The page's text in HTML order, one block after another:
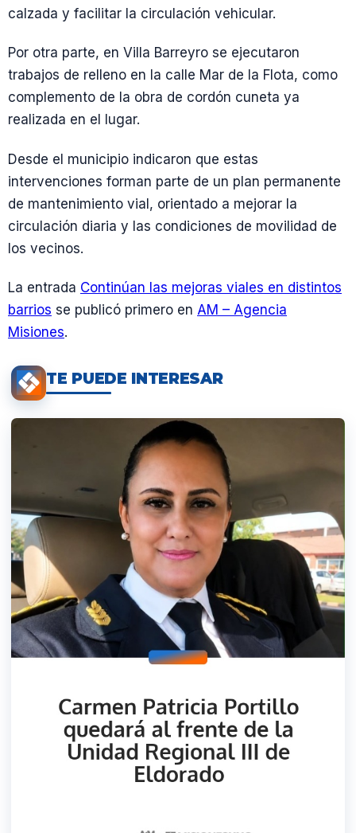
calzada y facilitar la circulación vehicular.
Por otra parte, en Villa Barreyro se ejecutaron
trabajos de relleno en la calle Mar de la Flota, como
complemento de la obra de cordón cuneta ya
realizada en el lugar.
Desde el municipio indicaron que estas
intervenciones forman parte de un plan permanente
de mantenimiento vial, orientado a mejorar la
circulación diaria y las condiciones de movilidad de
los vecinos.
La entrada Continúan las mejoras viales en distintos
barrios se publicó primero en AM – Agencia
Misiones.
TE PUEDE INTERESAR